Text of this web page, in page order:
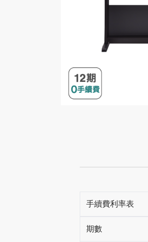
手續費利率表
期數